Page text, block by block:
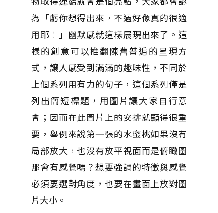
為「虧你想得出來，不過好像真的很適
用耶！」幽默感就這樣展現出來了。這
樣的創意可以推翻陳舊普遍的呈現方
式，讓人感受到滿滿的趣味性，不同於
上個系列用有力的句子，這個系列僅是
列出簡短標題，用圖片讓大家自行意
會；因而在此圖片上的安排就顯得很重
要，舉例來說第一張的水蜜桃如果沒有
局部放大，也沒有放平視面而是俯瞰圖
那會有感覺嗎？想要強調的特徵與感覺
必須要選對角度，也要在畫面上放對圖
片大小。